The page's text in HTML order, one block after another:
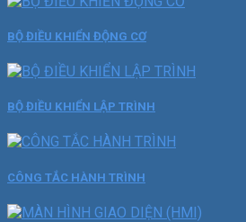
BỘ ĐIỀU KHIỂN ĐỘNG CƠ
BỘ ĐIỀU KHIỂN LẬP TRÌNH
CÔNG TẮC HÀNH TRÌNH